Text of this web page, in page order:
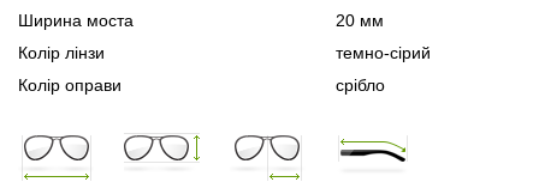
Ширина моста
20 мм
Колір лінзи
темно-сірий
Колір оправи
срібло